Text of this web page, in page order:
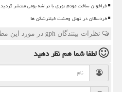
فراخوان ساخت مودم نوری با تراشه بومی منتشر گردید
خردسالان در تونل وحشت فیلترشکن ها
نظرات بینندگان gph در مورد این مطلب
لطفا شما همنظر دهید